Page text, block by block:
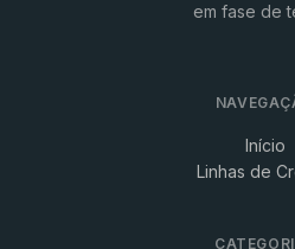
em fase de
Início
Linhas de